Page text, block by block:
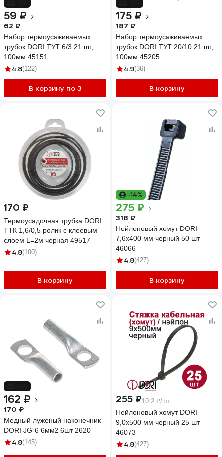
59 ₽
62 ₽
Набор термоусаживаемых
трубок DORI ТУТ 6/3 21 шт,
100мм 45151
4.8(122)
В корзину по 3
175 ₽
187 ₽
Набор термоусаживаемых
трубок DORI ТУТ 20/10 21 шт,
100мм 45205
4.9(36)
В корзину
170 ₽
Термоусадочная трубка DORI
ТТК 1,6/0,5 ролик с клеевым
слоем L=2м черная 49517
4.8(100)
В корзину
-14%
275 ₽
318 ₽
Нейлоновый хомут DORI
7,6x400 мм черный 50 шт
46066
4.8(427)
В корзину
162 ₽
170 ₽
Медный луженый наконечник
DORI JG-6 6мм2 6шт 2620
4.8(145)
255 ₽10.2 ₽/шт
Нейлоновый хомут DORI
9,0x500 мм черный 25 шт
46073
4.8(427)